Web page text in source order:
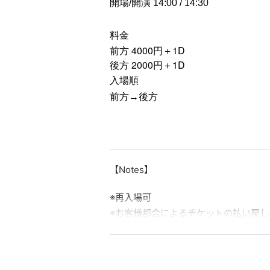
開場/開演 14:00 / 14:30
料金
前方 4000円＋ 1D
後方 2000円＋ 1D
入場順
前方→後方
【Notes】
※再入場可
※お客様都合によるチケットの払い戻